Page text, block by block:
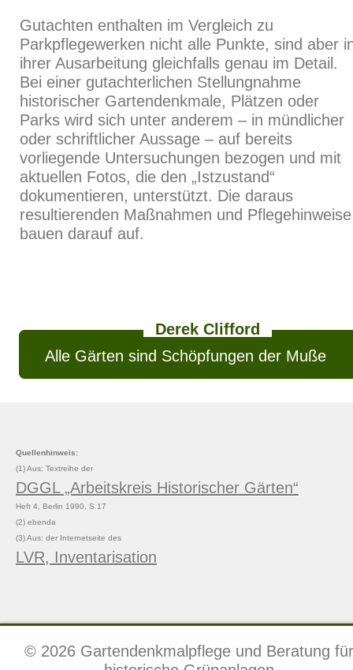
Gutachten enthalten im Vergleich zu
Parkpflegewerken nicht alle Punkte, sind aber
ihrer Ausarbeitung gleichfalls genau im Detail.
Bei einer gutachterlichen Stellungnahme
historischer Gartendenkmale, Plätzen oder
Parks wird sich unter anderem – in mündlicher
oder schriftlicher Aussage – auf bereits
vorliegende Untersuchungen bezogen und mit
aktuellen Fotos, die den „Istzustand“
dokumentieren, unterstützt. Die daraus
resultierenden Maßnahmen und Pflegehinweise
bauen darauf auf.
Derek Clifford
Alle Gärten sind Schöpfungen der Muße
Quellenhinweis:
(1) Aus: Textreihe der
DGGL „Arbeitskreis Historischer Gärten“
Heft 4, Berlin 1990, S.17
(2) ebenda
(3) Aus: der Internetseite des
LVR, Inventarisation
© 2026 Gartendenkmalpflege und Beratung für